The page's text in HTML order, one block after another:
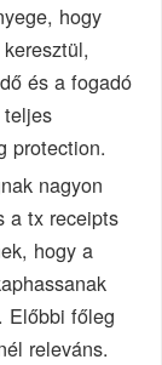
hogy
és a fogadó
protection.
nagyon
a tx receipts
hogy a
Előbbi főleg
releváns.